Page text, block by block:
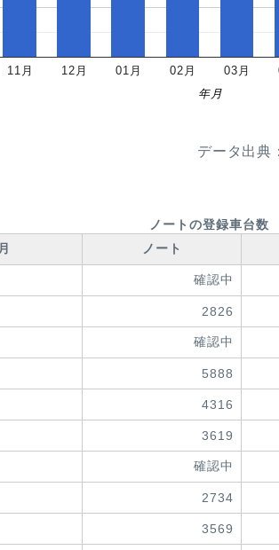
11月 12月 01月 02月 03月
年月
データ出典
ノートの登録車台数
ノート
確認中
2826
確認中
5888
4316
3619
確認中
2734
3569